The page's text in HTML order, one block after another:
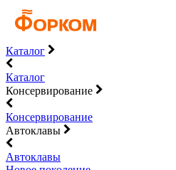
Каталог
Каталог
Консервирование
Консервирование
Автоклавы
Автоклавы